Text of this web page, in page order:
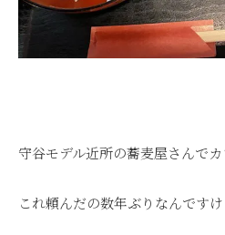
守谷モデル近所の蕎麦屋さんで
これ頼んだの数年ぶりなんですけ